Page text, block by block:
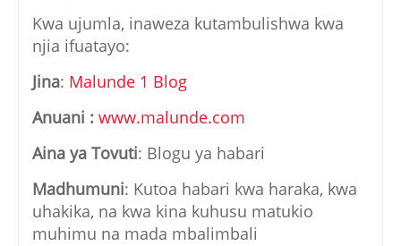
Kwa ujumla, inaweza kutambulishwa kwa
njia ifuatayo:
Jina: Malunde 1 Blog
Anuani : www.malunde.com
Aina ya Tovuti: Blogu ya habari
Madhumuni: Kutoa habari kwa haraka, kwa
uhakika, na kwa kina kuhusu matukio
muhimu na mada mbalimbali